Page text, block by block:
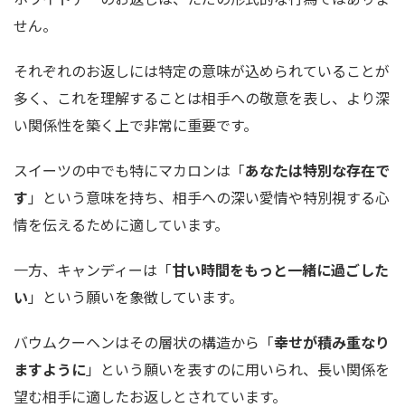
せん。
それぞれのお返しには特定の意味が込められていることが
多く、これを理解することは相手への敬意を表し、より深
い関係性を築く上で非常に重要です。
スイーツの中でも特にマカロンは「あなたは特別な存在で
す 」という意味を持ち、相手への深い愛情や特別視する心
情を伝えるために適しています。
一方、キャンディーは「甘い時間をもっと一緒に過ごした
い 」という願いを象徴しています。
バウムクーヘンはその層状の構造から「幸せが積み重なり
ますように」という願いを表すのに用いられ、長い関係を
望む相手に適したお返しとされています。